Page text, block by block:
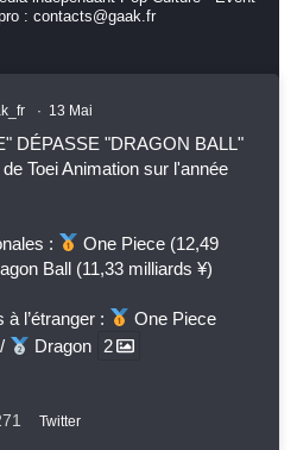
: contacts@gaak.fr
· 13 Mai
DÉPASSE "DRAGON BALL"
Toei Animation sur l'année
:
One Piece (12,49
Ball (11,33 milliards ¥)
l’étranger :
One Piece
Dragon 2
Twitter